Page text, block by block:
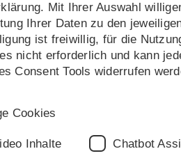
Mit Ihrer Auswahl
Ihrer Daten zu den
ist freiwillig, für die
nicht erforderlich und kann
Consent Tools widerrufen
Cookies
Inhalte Chatbot